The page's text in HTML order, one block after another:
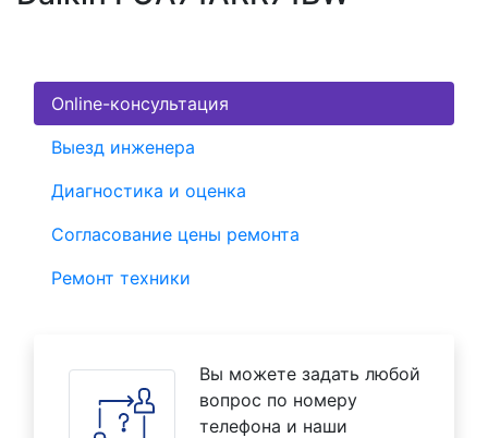
Online-консультация
Выезд инженера
Диагностика и оценка
Согласование цены ремонта
Ремонт техники
Вы можете задать любой
вопрос по номеру
телефона и наши